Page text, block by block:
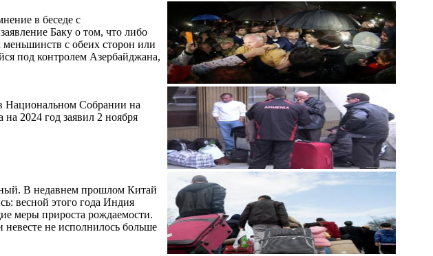
в беседе с
Баку о том, что либо
с обеих сторон или
под контролем Азербайджана,
Национальном Собрании на
2024 год заявил 2 ноября
В недавнем прошлом Китай
весной этого года Индия
меры прироста рождаемости.
не исполнилось больше